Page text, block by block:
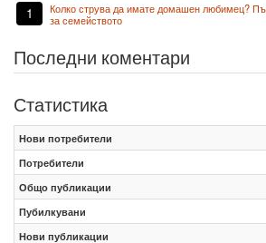
1
Колко струва да имате домашен любимец?
за семейството
Последни коментари
Статистика
Нови потребители
Потребители
Общо публикации
Пубилкувани
Нови публикации